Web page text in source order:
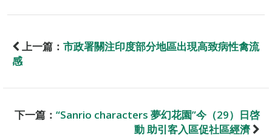
上一篇： 市政署關注印度部分地區出現高致病性禽流
感
下一篇： “Sanrio characters 夢幻花園”今（29）日啓
動 助引客入區促社區經濟